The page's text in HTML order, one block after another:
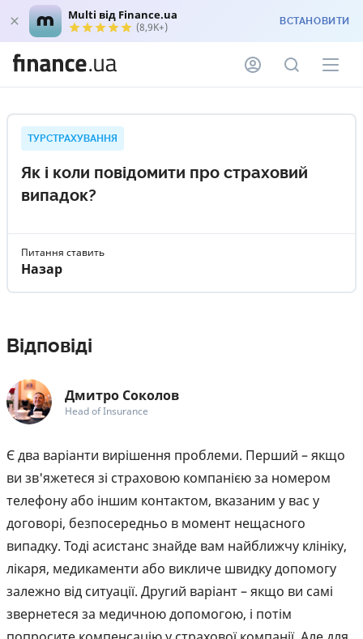
Multi від Finance.ua
(8,9K+) ВСТАНОВИТИ
ТУРСТРАХУВАННЯ
Як і коли повідомити про страховий
випадок?
Питання ставить
Назар
Відповіді
Дмитро Соколов
Head of Insurance
Є два варіанти вирішення проблеми. Перший – якщо
ви зв'яжетеся зі страховою компанією за номером
телефону або іншим контактом, вказаним у вас у
договорі, безпосередньо в момент нещасного
випадку. Тоді асистанс знайде вам найближчу клініку,
лікаря, медикаменти або викличе швидку допомогу
залежно від ситуації. Другий варіант – якщо ви самі
звернетеся за медичною допомогою, і потім